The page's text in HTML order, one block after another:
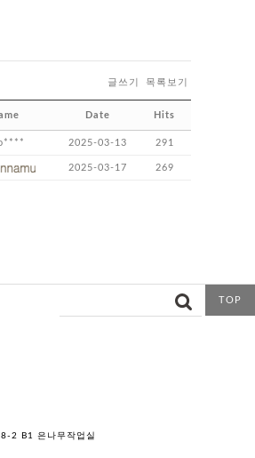
글쓰기 목록보기
Date Hits
2025-03-13 291
2025-03-17 269
TOP
2 B1 은나무작업실